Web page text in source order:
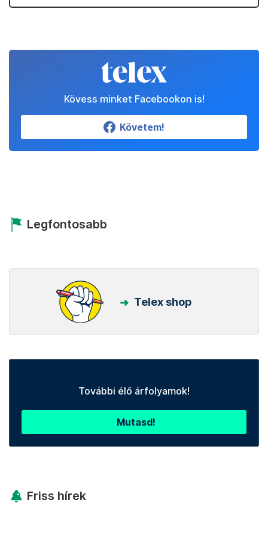
Kövess minket Facebookon is!
Követem!
Legfontosabb
Telex shop
További élő árfolyamok!
Mutasd!
Friss hírek